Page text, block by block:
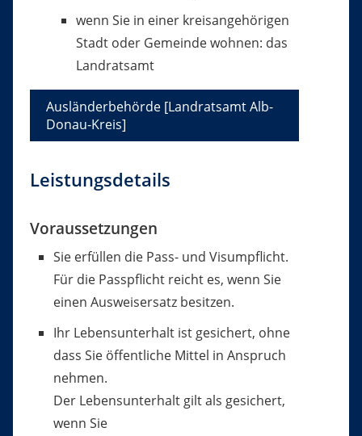
wenn Sie in einer kreisangehörigen
Stadt oder Gemeinde wohnen: das
Landratsamt
Ausländerbehörde [Landratsamt Alb-
Donau-Kreis]
Leistungsdetails
Voraussetzungen
Sie erfüllen die Pass- und Visumpflicht.
Für die Passpflicht reicht es, wenn Sie
einen Ausweisersatz besitzen.
Ihr Lebensunterhalt ist gesichert, ohne
dass Sie öffentliche Mittel in Anspruch
nehmen.
Der Lebensunterhalt gilt als gesichert,
wenn Sie